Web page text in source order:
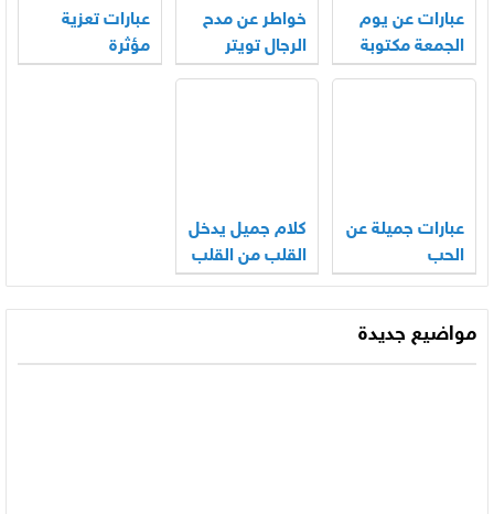
عبارات عن يوم
الجمعة مكتوبة
خواطر عن مدح
الرجال تويتر
عبارات تعزية
مؤثرة
عبارات جميلة عن
الحب
كلام جميل يدخل
القلب من القلب
مواضيع جديدة